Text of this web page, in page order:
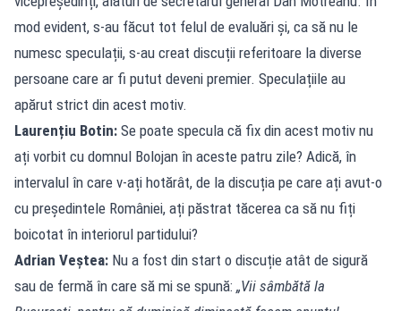
mod evident, s-au făcut tot felul de evaluări și, ca să nu le
numesc speculații, s-au creat discuții referitoare la diverse
persoane care ar fi putut deveni premier. Speculațiile au
apărut strict din acest motiv.
Laurențiu Botin: Se poate specula că fix din acest motiv nu
ați vorbit cu domnul Bolojan în aceste patru zile? Adică, în
intervalul în care v-ați hotărât, de la discuția pe care ați avut-o
cu președintele României, ați păstrat tăcerea ca să nu fiți
boicotat în interiorul partidului?
Adrian Veștea: Nu a fost din start o discuție atât de sigură
sau de fermă în care să mi se spună: „Vii sâmbătă la